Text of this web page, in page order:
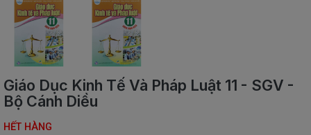
VPP
-
ĐỒ
DÙNG
SINH
TẶNG
Giáo Dục Kinh Tế Và Pháp Luật 11 - SGV -
Bộ Cánh Diều
HẾT HÀNG